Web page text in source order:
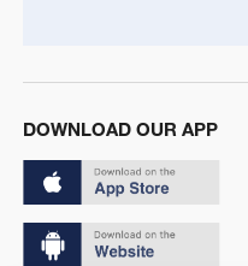
DOWNLOAD OUR APP